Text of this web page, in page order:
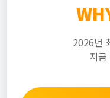
2026년
지